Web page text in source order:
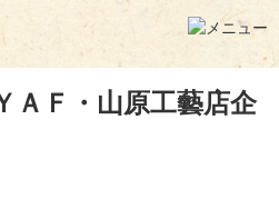
ＡＦ・山原工藝店企